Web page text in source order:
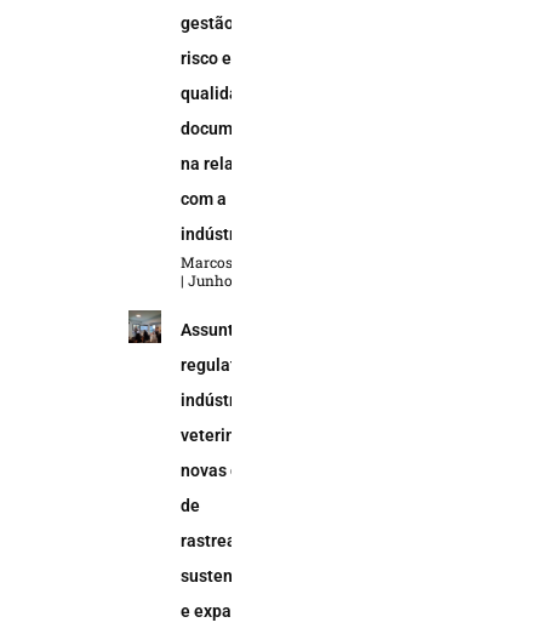
gestão de
risco e
qualidade
documental
na relação
com a
indústria
Marcos Soares
Junho 5, 2026
Assuntos
regulatórios na
indústria
veterinária:
novas demandas
de
rastreabilidade,
sustentabilidade
e expansão do